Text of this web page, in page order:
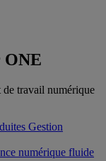
ONE
travail numérique
Gestion
numérique fluide